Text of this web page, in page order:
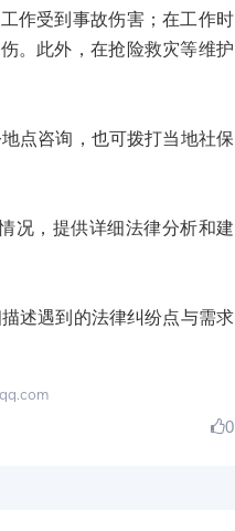
作受到事故伤害；在工作时
。此外，在抢险救灾等维护
点咨询，也可拨打当地社保
，提供详细法律分析和建
述遇到的法律纠纷点与需求
0